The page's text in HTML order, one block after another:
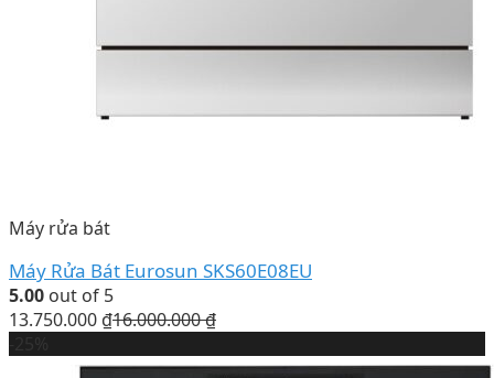
Máy rửa bát
Máy Rửa Bát Eurosun SKS60E08EU
5.00 out of 5
13.750.000 ₫16.000.000₫